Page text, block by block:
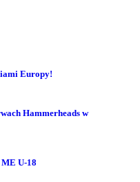
Europy!
Hammerheads w
U-18